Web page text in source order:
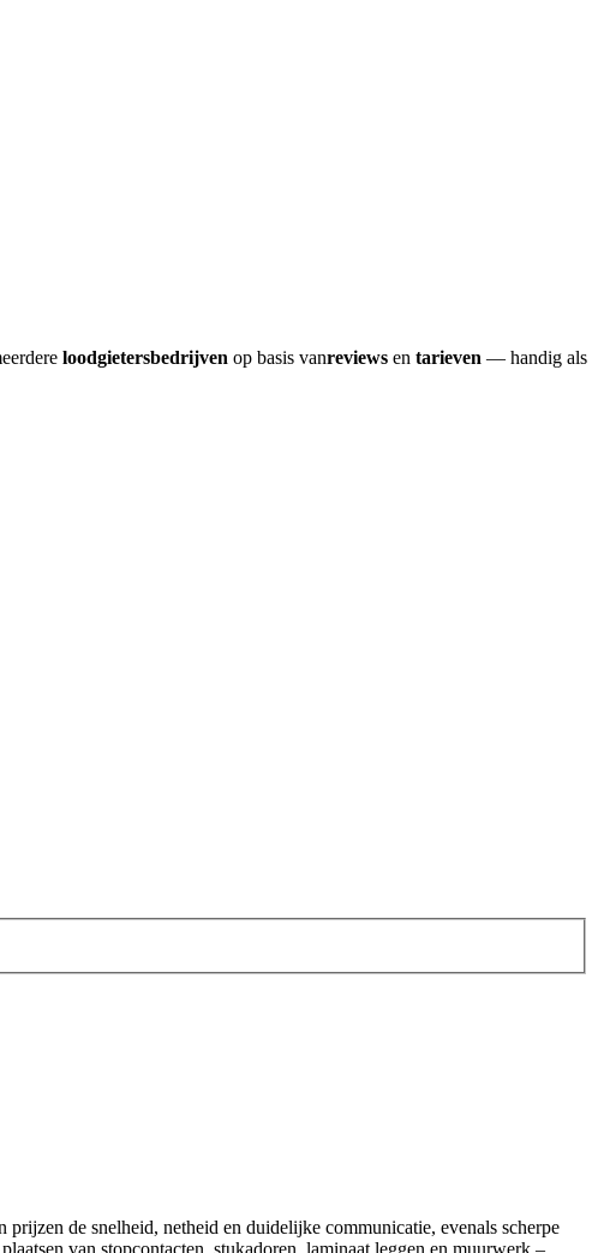
loodgietersbedrijven op basis vanreviews en tarieven — handig als
de snelheid, netheid en duidelijke communicatie, evenals scherpe
van stopcontacten, stukadoren, laminaat leggen en muurwerk –